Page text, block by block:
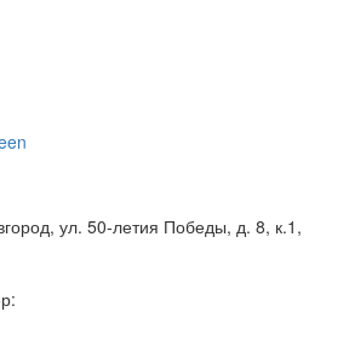
ул. 50-летия Победы, д. 8, к.1,